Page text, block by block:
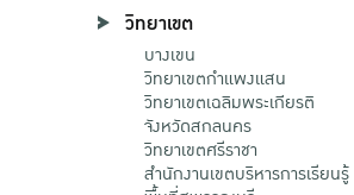
วิทยาเขต
บางเขน
วิทยาเขตกําแพงแสน
วิทยาเขตเฉลิมพระเกียรติ
จังหวัดสกลนคร
วิทยาเขตศรีราชา
สำนักงานเขตบริหารการเรียนรู้